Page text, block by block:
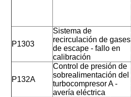
P1303
Sistema de
recirculación de gases
de escape - fallo en
calibración
P132A
Control de presión de
sobrealimentación del
turbocompresor A -
avería eléctrica